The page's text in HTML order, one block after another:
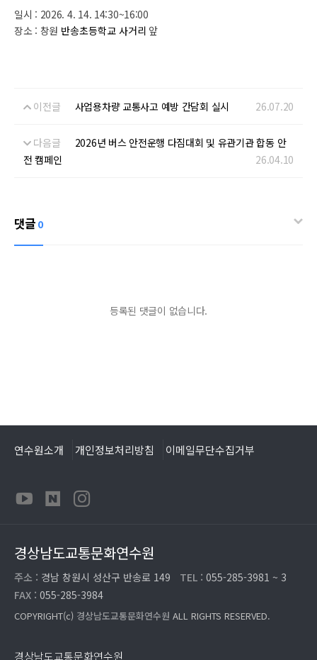
일시 : 2026. 4. 14. 14:30~16:00
장소 : 창원 반송초등학교 사거리 앞
이전글 사업용차량 교통사고 예방 간담회 실시 26.07.20
다음글
2026년 버스 안전운행 다짐대회 및 유관기관 합동 안
전 캠페인
26.04.10
댓글 0
등록된 댓글이 없습니다.
연수원소개 개인정보처리방침 이메일무단수집거부
경상남도교통문화연수원
주소 : 경남 창원시 성산구 반송로 149 TEL : 055-285-3981 ~ 3
FAX : 055-285-3984
COPYRIGHT(c) 경상남도교통문화연수원 ALL RIGHTS RESERVED.
경상남도교통문화연수원